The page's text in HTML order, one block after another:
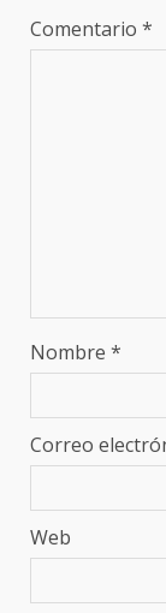
Comentario *
Nombre *
Correo
Web